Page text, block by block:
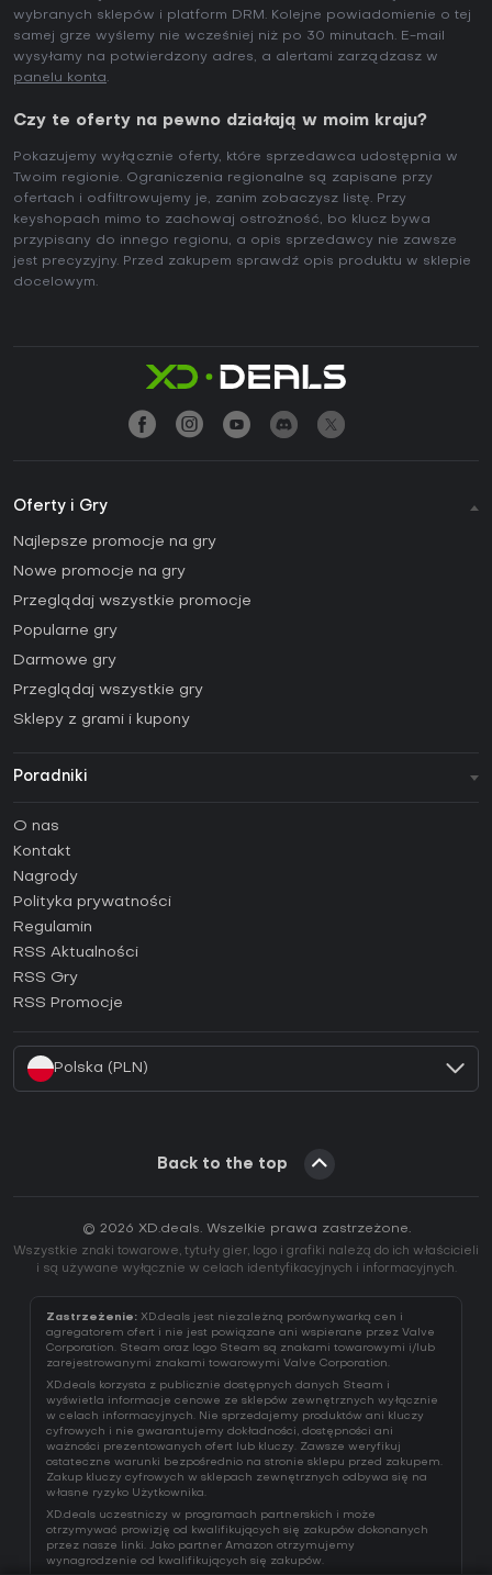
wybranych sklepów i platform DRM. Kolejne powiadomienie o tej
samej grze wyślemy nie wcześniej niż po 30 minutach. E-mail
wysyłamy na potwierdzony adres, a alertami zarządzasz w
panelu konta.
Czy te oferty na pewno działają w moim kraju?
Pokazujemy wyłącznie oferty, które sprzedawca udostępnia w
Twoim regionie. Ograniczenia regionalne są zapisane przy
ofertach i odfiltrowujemy je, zanim zobaczysz listę. Przy
keyshopach mimo to zachowaj ostrożność, bo klucz bywa
przypisany do innego regionu, a opis sprzedawcy nie zawsze
jest precyzyjny. Przed zakupem sprawdź opis produktu w sklepie
docelowym.
Oferty i Gry
Najlepsze promocje na gry
Nowe promocje na gry
Przeglądaj wszystkie promocje
Popularne gry
Darmowe gry
Przeglądaj wszystkie gry
Sklepy z grami i kupony
Poradniki
Poradniki
Jak aktywować klucz Steam (CD Key)?
Jak aktywować klucz Epic Games (CD Key)?
Jak aktywować klucz GOG (CD Key)?
Jak aktywować klucz Ubisoft Connect (CD Key)?
Jak aktywować klucz EA App (CD Key)?
O nas
Kontakt
Nagrody
Polityka prywatności
Regulamin
RSS Aktualności
RSS Gry
RSS Promocje
Polska (PLN)
Back to the top
© 2026 XD.deals. Wszelkie prawa zastrzeżone.
Wszystkie znaki towarowe, tytuły gier, logo i grafiki należą do ich właścicieli
i są używane wyłącznie w celach identyfikacyjnych i informacyjnych.
Zastrzeżenie: XD.deals jest niezależną porównywarką cen i
agregatorem ofert i nie jest powiązane ani wspierane przez Valve
Corporation. Steam oraz logo Steam są znakami towarowymi i/lub
zarejestrowanymi znakami towarowymi Valve Corporation.
XD.deals korzysta z publicznie dostępnych danych Steam i
wyświetla informacje cenowe ze sklepów zewnętrznych wyłącznie
w celach informacyjnych. Nie sprzedajemy produktów ani kluczy
cyfrowych i nie gwarantujemy dokładności, dostępności ani
ważności prezentowanych ofert lub kluczy. Zawsze weryfikuj
ostateczne warunki bezpośrednio na stronie sklepu przed zakupem.
Zakup kluczy cyfrowych w sklepach zewnętrznych odbywa się na
własne ryzyko Użytkownika.
XD.deals uczestniczy w programach partnerskich i może
otrzymywać prowizję od kwalifikujących się zakupów dokonanych
przez nasze linki. Jako partner Amazon otrzymujemy
wynagrodzenie od kwalifikujących się zakupów.